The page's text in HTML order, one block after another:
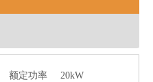
额定功率 20kW